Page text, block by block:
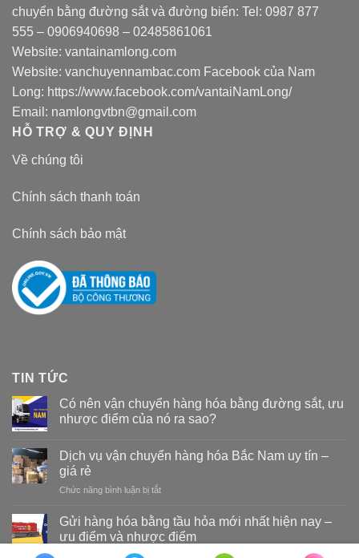
chuyển bằng đường sắt và đường biển: Tel: 0987 877
555 – 0906940698 – 02485861061
Website: vantainamlong.com
Website: vanchuyennambac.com Facebook của Nam
Long: https://www.facebook.com/vantaiNamLong/
Email: namlongvtbn@gmail.com
HỖ TRỢ & QUY ĐỊNH
Về chúng tôi
Chính sách thanh toán
Chính sách bảo mật
TIN TỨC
Có nên vận chuyển hàng hóa bằng đường sắt, ưu
nhược điểm của nó ra sao?
Dịch vụ vận chuyển hàng hóa Bắc Nam uy tín –
giá rẻ
Chức năng bình luận bị tắt
vụ
vận
chuyển
Gửi hàng hóa bằng tầu hỏa mới nhất hiện nay –
ưu điểm và nhược điểm